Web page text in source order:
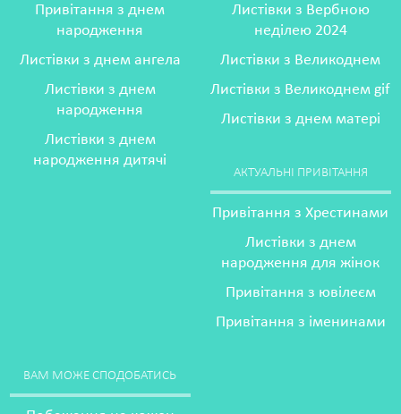
Привітання з днем
народження
Листівки з днем ангела
Листівки з днем
народження
Листівки з днем
народження дитячі
Листівки з Вербною
неділею 2024
Листівки з Великоднем
Листівки з Великоднем gif
Листівки з днем матері
АКТУАЛЬНІ ПРИВІТАННЯ
Привітання з Хрестинами
Листівки з днем
народження для жінок
Привітання з ювілеєм
Привітання з іменинами
ВАМ МОЖЕ СПОДОБАТИСЬ